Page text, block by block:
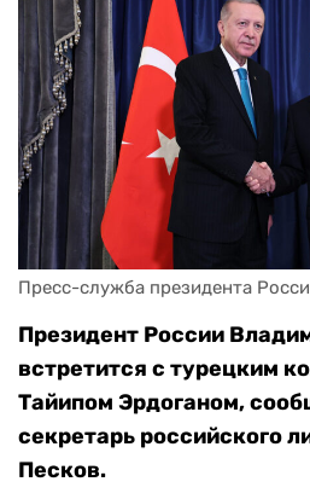
Пресс-служба президента
Президент России
встретится с турецким
Тайипом Эрдоганом,
секретарь российского
Песков.